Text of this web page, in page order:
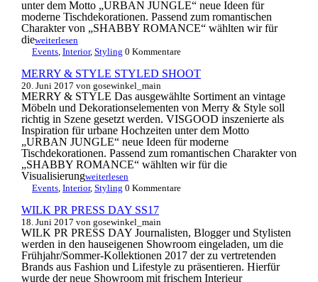
unter dem Motto „URBAN JUNGLE“ neue Ideen für
moderne Tischdekorationen. Passend zum romantischen
Charakter von „SHABBY ROMANCE“ wählten wir für
dieweiterlesen
Events, Interior, Styling 0 Kommentare
MERRY & STYLE STYLED SHOOT
20. Juni 2017 von gosewinkel_main
MERRY & STYLE Das ausgewählte Sortiment an vintage
Möbeln und Dekorationselementen von Merry & Style soll
richtig in Szene gesetzt werden. VISGOOD inszenierte als
Inspiration für urbane Hochzeiten unter dem Motto
„URBAN JUNGLE“ neue Ideen für moderne
Tischdekorationen. Passend zum romantischen Charakter von
„SHABBY ROMANCE“ wählten wir für die
Visualisierungweiterlesen
Events, Interior, Styling 0 Kommentare
WILK PR PRESS DAY SS17
18. Juni 2017 von gosewinkel_main
WILK PR PRESS DAY Journalisten, Blogger und Stylisten
werden in den hauseigenen Showroom eingeladen, um die
Frühjahr/Sommer-Kollektionen 2017 der zu vertretenden
Brands aus Fashion und Lifestyle zu präsentieren. Hierfür
wurde der neue Showroom mit frischem Interieur